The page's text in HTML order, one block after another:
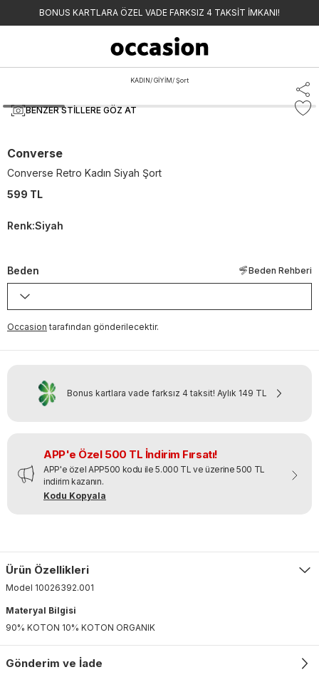
BONUS KARTLARA ÖZEL VADE FARKSIZ 4 TAKSİT İMKANI!
KADIN/GİYİM/Şort
BENZER STILLERE GÖZ AT
Converse
Converse Retro Kadın Siyah Şort
599 TL
Renk:Siyah
Beden Beden Rehberi
Occasion tarafından gönderilecektir.
Bonus kartlara vade farksız 4 taksit! Aylık 149 TL
APP'e Özel 500 TL İndirim Fırsatı!
APP'e özel APP500 kodu ile 5.000 TL ve üzerine 500 TL
indirim kazanın.
Kodu Kopyala
Ürün Özellikleri
Model 10026392.001
Materyal Bilgisi
90% KOTON 10% KOTON ORGANIK
Gönderim ve İade